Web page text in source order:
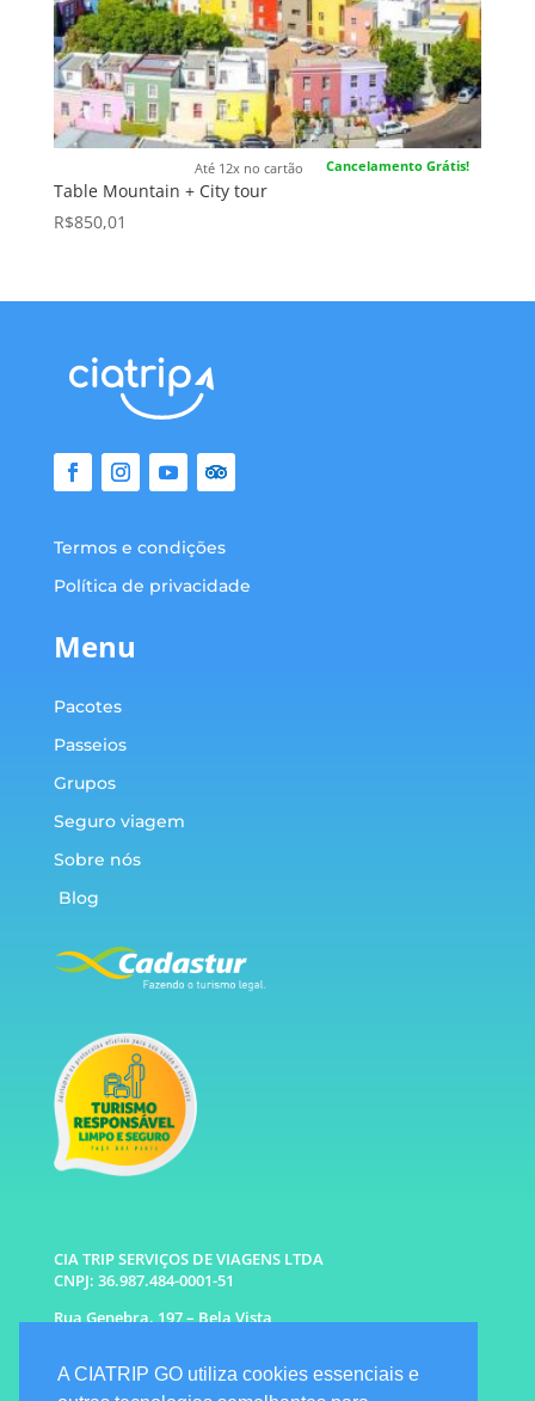
Até 12x no cartão Cancelamento Grátis!
Table Mountain + City tour
R$850,01
Termos e condições
Política de privacidade
Menu
Pacotes
Passeios
Grupos
Seguro viagem
Sobre nós
Blog
CIA TRIP SERVIÇOS DE VIAGENS LTDA
CNPJ: 36.987.484-0001-51
Rua Genebra, 197 – Bela Vista
WhatsApp: (11) 96333-6677 |
A CIATRIP GO utiliza cookies essenciais e